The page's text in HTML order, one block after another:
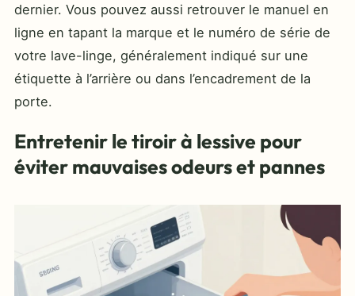
dernier. Vous pouvez aussi retrouver le manuel en
ligne en tapant la marque et le numéro de série de
votre lave-linge, généralement indiqué sur une
étiquette à l’arrière ou dans l’encadrement de la
porte.
Entretenir le tiroir à lessive pour
éviter mauvaises odeurs et pannes